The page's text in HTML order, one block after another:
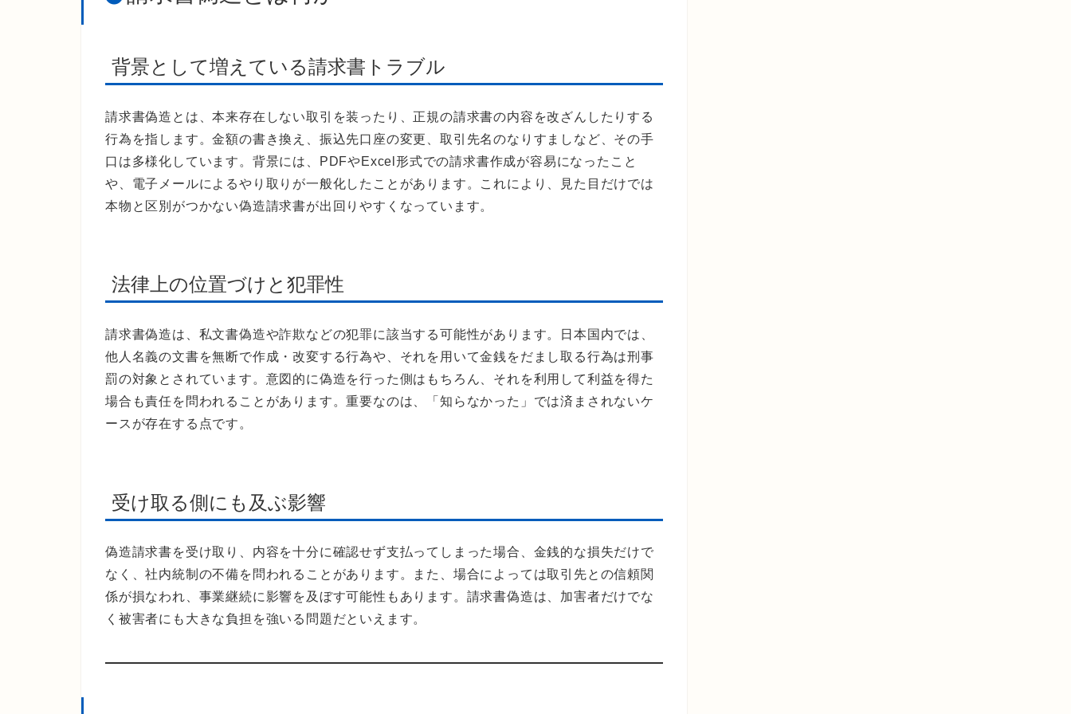
背景として増えている請求書トラブル
請求書偽造とは、本来存在しない取引を装ったり、正規の請求書の内容を改ざんしたりする
行為を指します。金額の書き換え、振込先口座の変更、取引先名のなりすましなど、その手
口は多様化しています。背景には、PDFやExcel形式での請求書作成が容易になったこと
や、電子メールによるやり取りが一般化したことがあります。これにより、見た目だけでは
本物と区別がつかない偽造請求書が出回りやすくなっています。
法律上の位置づけと犯罪性
請求書偽造は、私文書偽造や詐欺などの犯罪に該当する可能性があります。日本国内では、
他人名義の文書を無断で作成・改変する行為や、それを用いて金銭をだまし取る行為は刑事
罰の対象とされています。意図的に偽造を行った側はもちろん、それを利用して利益を得た
場合も責任を問われることがあります。重要なのは、「知らなかった」では済まされないケ
ースが存在する点です。
受け取る側にも及ぶ影響
偽造請求書を受け取り、内容を十分に確認せず支払ってしまった場合、金銭的な損失だけで
なく、社内統制の不備を問われることがあります。また、場合によっては取引先との信頼関
係が損なわれ、事業継続に影響を及ぼす可能性もあります。請求書偽造は、加害者だけでな
く被害者にも大きな負担を強いる問題だといえます。